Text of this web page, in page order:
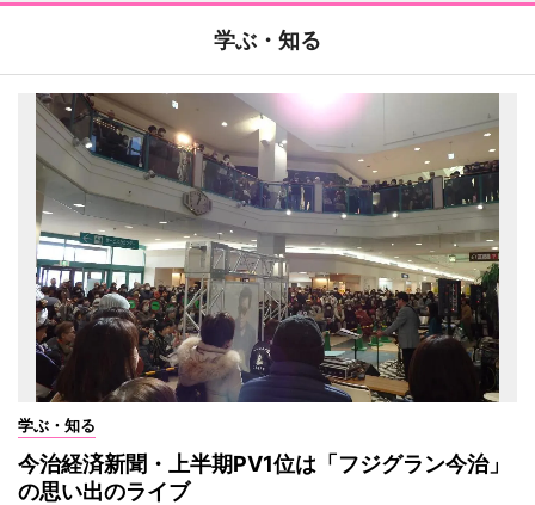
学ぶ・知る
学ぶ・知る
今治経済新聞・上半期PV1位は「フジグラン今治」
の思い出のライブ